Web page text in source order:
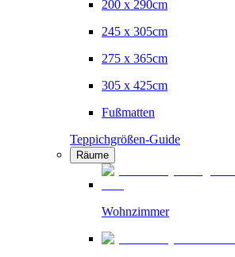
200 x 290cm
245 x 305cm
275 x 365cm
305 x 425cm
Fußmatten
Teppichgrößen-Guide
Räume
Wohnzimmer